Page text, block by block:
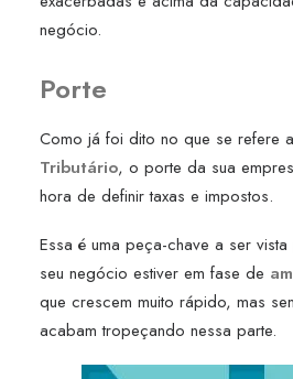
negócio.
Porte
Como já foi dito no que se refere
Tributário, o porte da sua
hora de definir taxas e impostos.
Essa é uma peça-chave a ser
seu negócio estiver em fase de
que crescem muito rápido, mas
acabam tropeçando nessa parte.